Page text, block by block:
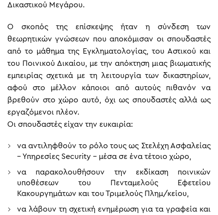
Δικαστικού Μεγάρου.
Ο σκοπός της επίσκεψης ήταν η σύνδεση των
θεωρητικών γνώσεων που αποκόμισαν οι σπουδαστές
από το μάθημα της Εγκληματολογίας, του Αστικού και
του Ποινικού Δικαίου, με την απόκτηση μιας βιωματικής
εμπειρίας σχετικά με τη λειτουργία των δικαστηρίων,
αφού στο μέλλον κάποιοι από αυτούς πιθανόν να
βρεθούν στο χώρο αυτό, όχι ως σπουδαστές αλλά ως
εργαζόμενοι πλέον.
Οι σπουδαστές είχαν την ευκαιρία:
να αντιληφθούν το ρόλο τους ως Στελέχη Ασφαλείας
– Υπηρεσίες Security – μέσα σε ένα τέτοιο χώρο,
να παρακολουθήσουν την εκδίκαση ποινικών
υποθέσεων του Πενταμελούς Εφετείου
Κακουργημάτων και του Τριμελούς Πλημ/κείου,
να λάβουν τη σχετική ενημέρωση για τα γραφεία και